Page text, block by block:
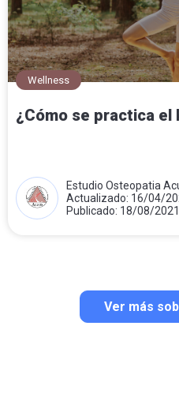
Wellness
¿Cómo se practica el
Estudio Osteopatia
Actualizado: 16/04/
Publicado: 18/08/2021
Ver más